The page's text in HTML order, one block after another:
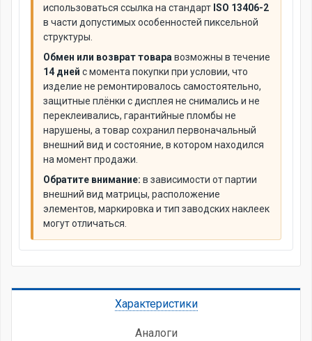
использоваться ссылка на стандарт ISO 13406-2
в части допустимых особенностей пиксельной
структуры.
Обмен или возврат товара возможны в течение
14 дней с момента покупки при условии, что
изделие не ремонтировалось самостоятельно,
защитные плёнки с дисплея не снимались и не
переклеивались, гарантийные пломбы не
нарушены, а товар сохранил первоначальный
внешний вид и состояние, в котором находился
на момент продажи.
Обратите внимание: в зависимости от партии
внешний вид матрицы, расположение
элементов, маркировка и тип заводских наклеек
могут отличаться.
Характеристики
Аналоги